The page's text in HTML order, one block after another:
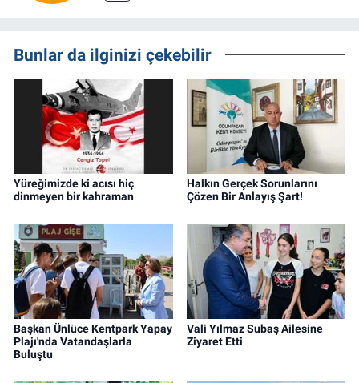
Bunlar da ilginizi çekebilir
Yüreğimizde ki acısı hiç
dinmeyen bir kahraman
Halkın Gerçek Sorunlarını
Çözen Bir Anlayış Şart!
Başkan Ünlüce Kentpark Yapay
Plajı'nda Vatandaşlarla
Buluştu
Vali Yılmaz Subaş Ailesine
Ziyaret Etti